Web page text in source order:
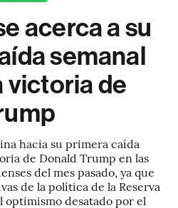
acerca a su
semanal
victoria de
hacia su primera caída
de Donald Trump en las
del mes pasado, ya que
de la política de la Reserva
optimismo desatado por el